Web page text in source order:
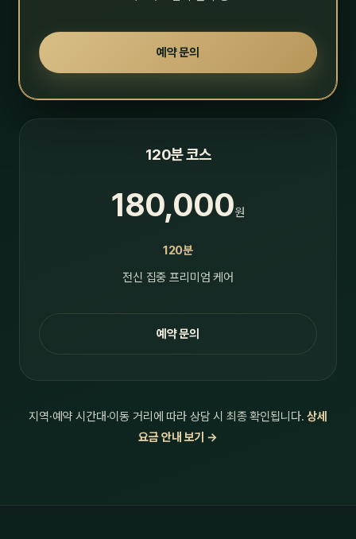
예약 문의
120분 코스
180,000원
120분
전신 집중 프리미엄 케어
예약 문의
지역·예약 시간대·이동 거리에 따라 상담 시 최종 확인됩니다.상세
요금 안내 보기 →